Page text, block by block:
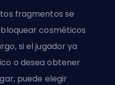
fragmentos se
cosméticos
si el jugador ya
o desea obtener
puede elegir